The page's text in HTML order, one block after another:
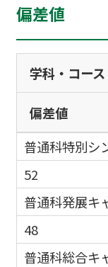
偏差値
学科・コース
偏差値
普通科特別シ
52
普通科発展キ
48
普通科総合キ